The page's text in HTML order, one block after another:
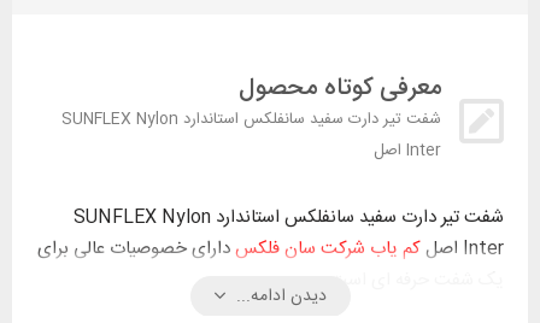
معرفی کوتاه محصول
شفت تیر دارت سفید سانفلکس استاندارد SUNFLEX Nylon
Inter اصل
شفت تیر دارت سفید سانفلکس استاندارد SUNFLEX Nylon
Inter اصل
کم یاب شرکت سان فلکسدارای خصوصیات عالی برای
دیدن ادامه...